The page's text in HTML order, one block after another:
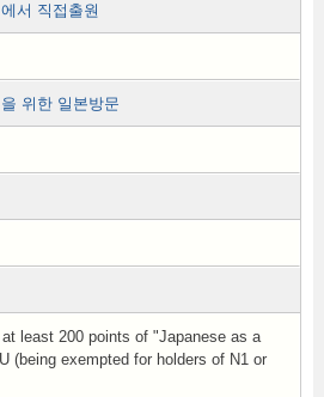
서 직접출원
위한 일본방문
least 200 points of "Japanese as a
(being exempted for holders of N1 or